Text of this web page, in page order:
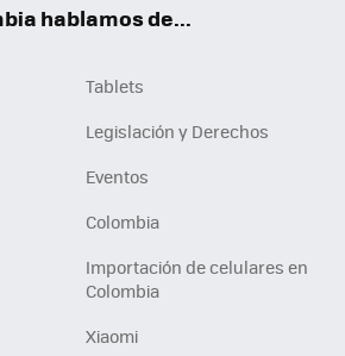
hablamos de...
Tablets
Legislación y Derechos
Eventos
Colombia
Importación de celulares en
Colombia
Xiaomi